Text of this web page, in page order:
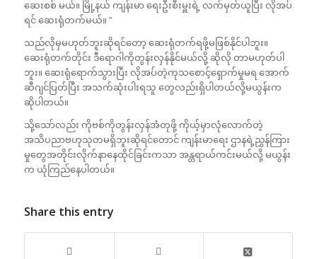
ဆေးစစ် မယ်။ မြို့နယ် ကျန်းမာ ရေးဦးစီးမှူးရဲ့ လက်မှတ်ယူပြီး လိုအပ်
ရင် ဆေးရုံတက်မယ်။ ”
သည်လိုမှမဟုတ်ဘူးဆိုရင်တော့ ဆေးရုံတက်ရဖို့မဖြစ်နိုင်ပါဘူး။
ဆေးရုံတက်တိုင်း ဒီရောဂါကိုတွန်းလှန်နိုင်မယ်လို့ ဆိုလို တာမဟုတ်ပါ
ဘူး။ ဆေးရုံရောက်သွားပြီး လိုအပ်တဲ့ကုသစောင့်ရှောက်မှုမရ အောက်
ဆီဂျင်ပြတ်ပြီး အသက်ဆုံးပါးရသူ တွေလည်းရှိပါတယ်လို့မယွန်းက
ဆိုပါတယ်။
သို့သော်လည်း ကိုဗစ်ကိုတွန်းလှန်အံတုဖို့ ကိုယ့်မှာလုံလောက်တဲ့
အသိပညာဗဟုသုတမရှိဘူးဆိုရင်တောင် ကျန်းမာရေး ဌာနရဲ့ညွှန်ကြား
မှုတွေအတိုင်းလိုက်နာနေထိုင်ခြင်းကသာ အန္တရာယ်ကင်းမယ်လို့ မယွန်း
က ယုံကြည်နေပါတယ်။
Share this entry